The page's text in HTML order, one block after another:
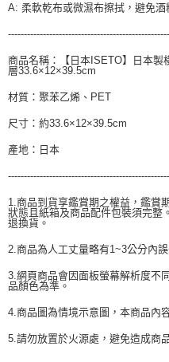
A: 柔軟乾布或微濕布擦拭，避免酒
商品名稱：【日本ISETO】日本製
層33.6×12×39.5cm
材質：聚苯乙烯、PET
尺寸：約33.6×12×39.5cm
產地：日本
1.商品到貨享鑑賞期之權益，鑑賞
狀態且紙箱及商品配件包裝須完整
退換貨。
2.商品為人工丈量略有1~3公分內
3.網頁商品會因面板螢幕解析度不
品顏色為準。
4.商品圖為情境示意圖，本商品內
5.請勿放置於火源處，避免造成商